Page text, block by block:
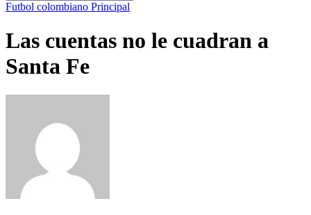
Futbol colombiano Principal
Las cuentas no le cuadran a
Santa Fe